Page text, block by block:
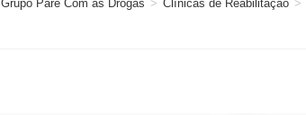
Grupo Pare Com as Drogas > Clínicas de Reabilitação >